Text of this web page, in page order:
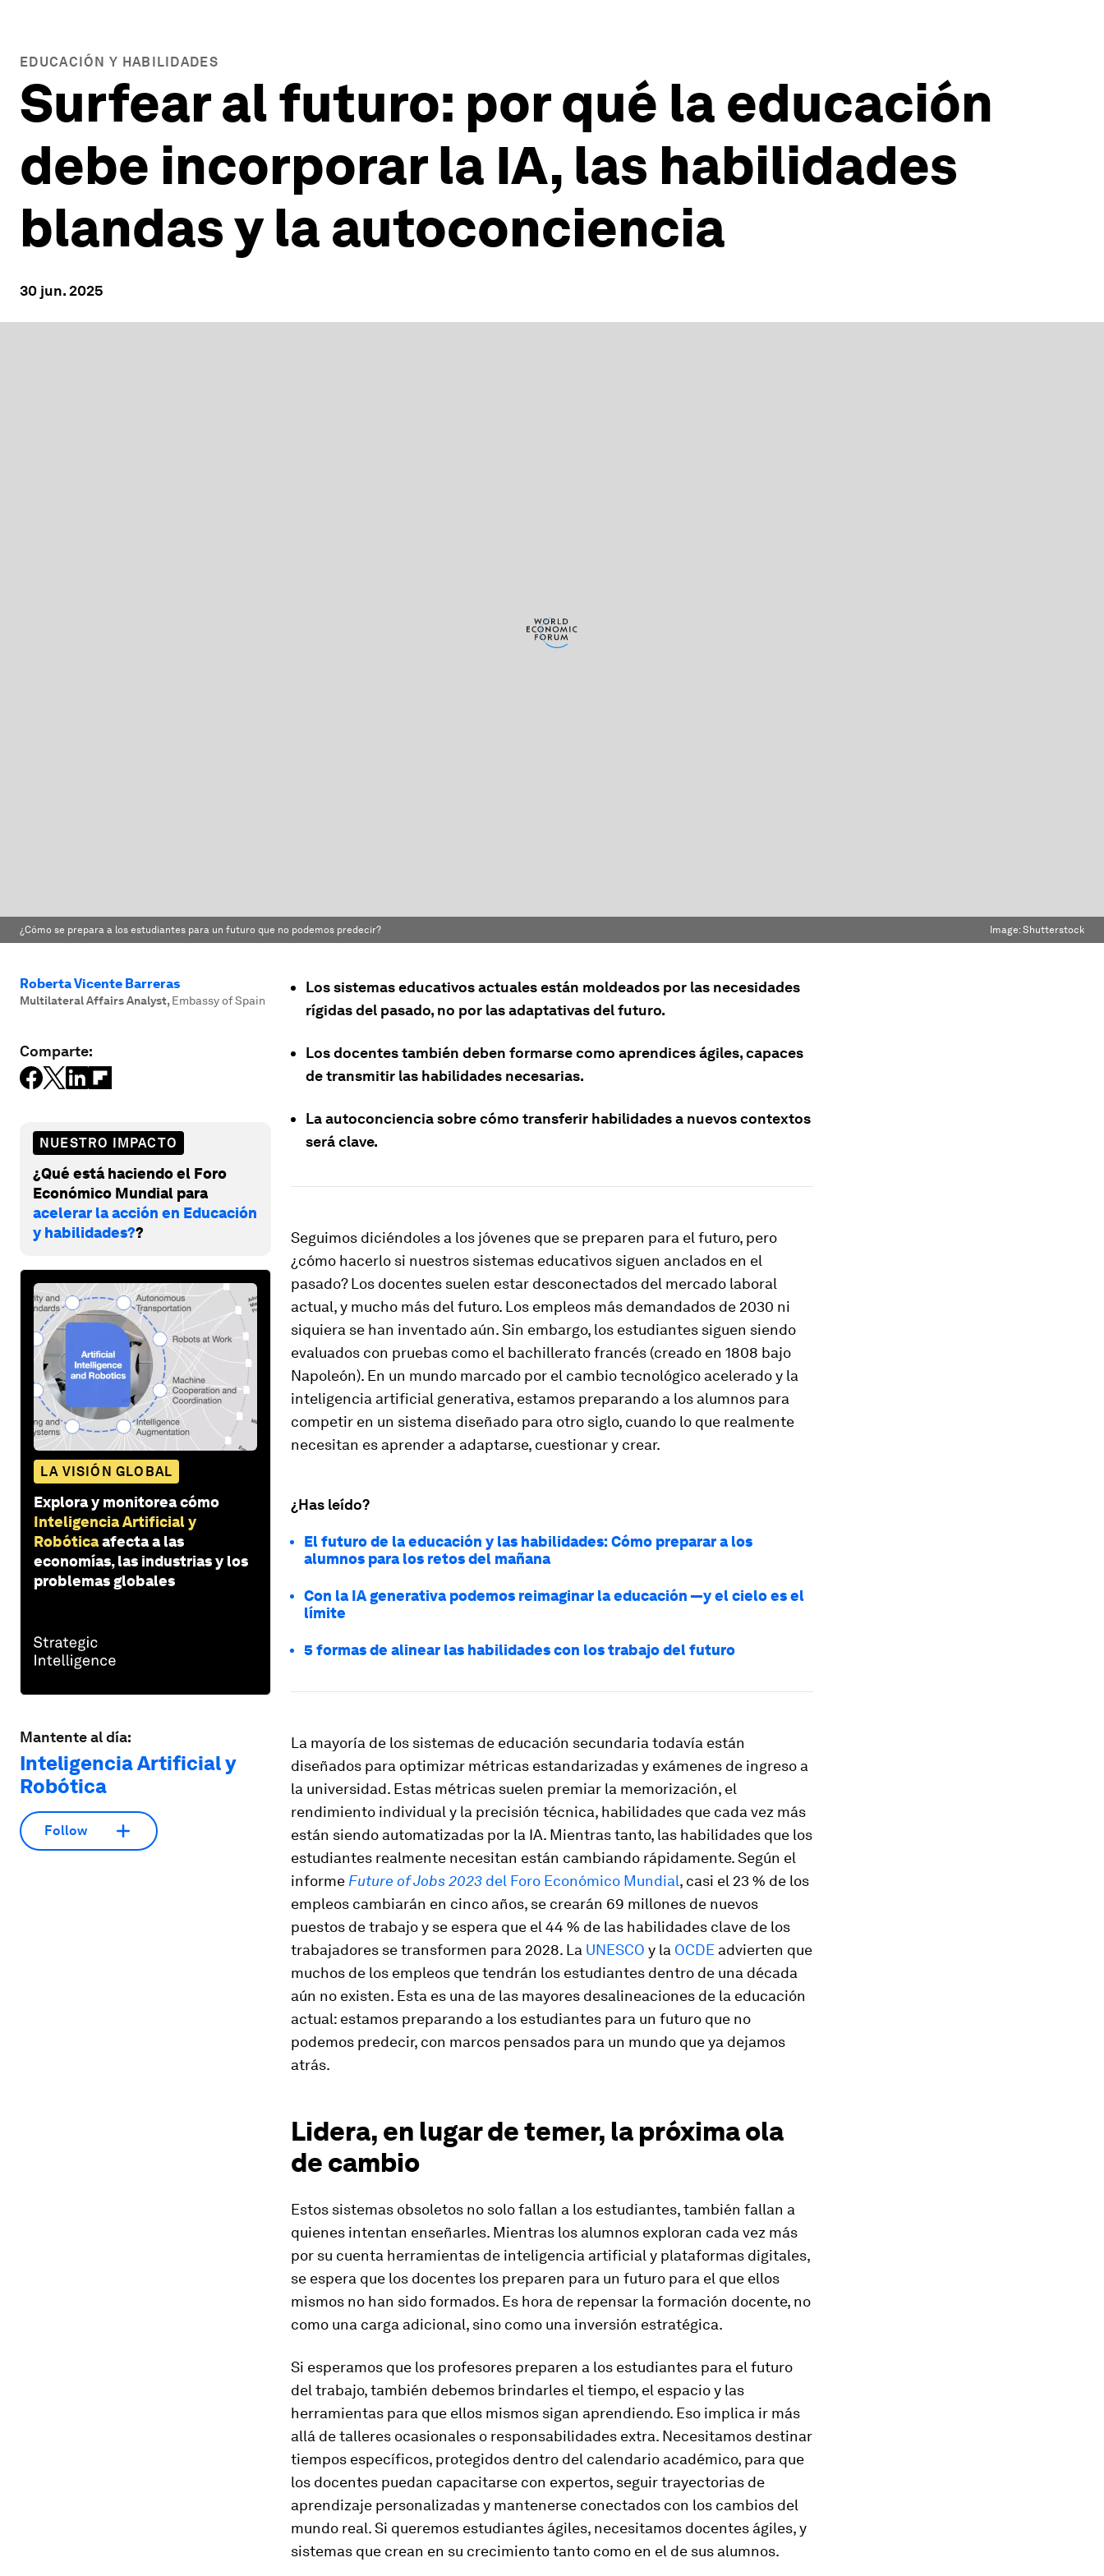
EDUCACIÓN Y HABILIDADES
Surfear al futuro: por qué la educación
debe incorporar la IA, las habilidades
blandas y la autoconciencia
30 jun. 2025
¿Cómo se prepara a los estudiantes para un futuro que no podemos predecir? Image:Shutterstock
Roberta Vicente Barreras
Multilateral Affairs Analyst, Embassy of Spain
Comparte:
NUESTRO IMPACTO
¿Qué está haciendo el Foro
Económico Mundial para
acelerar la acción en Educación
y habilidades??
LA VISIÓN GLOBAL
Explora y monitorea cómo
Inteligencia Artificial y
Robóticaafecta a las
economías, las industrias y los
problemas globales
Mantente al día:
Inteligencia Artificial y
Robótica
Follow
Los sistemas educativos actuales están moldeados por las necesidades
rígidas del pasado, no por las adaptativas del futuro.
Los docentes también deben formarse como aprendices ágiles, capaces
de transmitir las habilidades necesarias.
La autoconciencia sobre cómo transferir habilidades a nuevos contextos
será clave.
Seguimos diciéndoles a los jóvenes que se preparen para el futuro, pero
¿cómo hacerlo si nuestros sistemas educativos siguen anclados en el
pasado? Los docentes suelen estar desconectados del mercado laboral
actual, y mucho más del futuro. Los empleos más demandados de 2030 ni
siquiera se han inventado aún. Sin embargo, los estudiantes siguen siendo
evaluados con pruebas como el bachillerato francés (creado en 1808 bajo
Napoleón). En un mundo marcado por el cambio tecnológico acelerado y la
inteligencia artificial generativa, estamos preparando a los alumnos para
competir en un sistema diseñado para otro siglo, cuando lo que realmente
necesitan es aprender a adaptarse, cuestionar y crear.
¿Has leído?
El futuro de la educación y las habilidades: Cómo preparar a los
alumnos para los retos del mañana
Con la IA generativa podemos reimaginar la educación —y el cielo es el
límite
5 formas de alinear las habilidades con los trabajo del futuro
La mayoría de los sistemas de educación secundaria todavía están
diseñados para optimizar métricas estandarizadas y exámenes de ingreso a
la universidad. Estas métricas suelen premiar la memorización, el
rendimiento individual y la precisión técnica, habilidades que cada vez más
están siendo automatizadas por la IA. Mientras tanto, las habilidades que los
estudiantes realmente necesitan están cambiando rápidamente. Según el
informe Future of Jobs 2023 del Foro Económico Mundial, casi el 23 % de los
empleos cambiarán en cinco años, se crearán 69 millones de nuevos
puestos de trabajo y se espera que el 44 % de las habilidades clave de los
trabajadores se transformen para 2028. La UNESCO y la OCDE advierten que
muchos de los empleos que tendrán los estudiantes dentro de una década
aún no existen. Esta es una de las mayores desalineaciones de la educación
actual: estamos preparando a los estudiantes para un futuro que no
podemos predecir, con marcos pensados para un mundo que ya dejamos
atrás.
Lidera, en lugar de temer, la próxima ola
de cambio
Estos sistemas obsoletos no solo fallan a los estudiantes, también fallan a
quienes intentan enseñarles. Mientras los alumnos exploran cada vez más
por su cuenta herramientas de inteligencia artificial y plataformas digitales,
se espera que los docentes los preparen para un futuro para el que ellos
mismos no han sido formados. Es hora de repensar la formación docente, no
como una carga adicional, sino como una inversión estratégica.
Si esperamos que los profesores preparen a los estudiantes para el futuro
del trabajo, también debemos brindarles el tiempo, el espacio y las
herramientas para que ellos mismos sigan aprendiendo. Eso implica ir más
allá de talleres ocasionales o responsabilidades extra. Necesitamos destinar
tiempos específicos, protegidos dentro del calendario académico, para que
los docentes puedan capacitarse con expertos, seguir trayectorias de
aprendizaje personalizadas y mantenerse conectados con los cambios del
mundo real. Si queremos estudiantes ágiles, necesitamos docentes ágiles, y
sistemas que crean en su crecimiento tanto como en el de sus alumnos.